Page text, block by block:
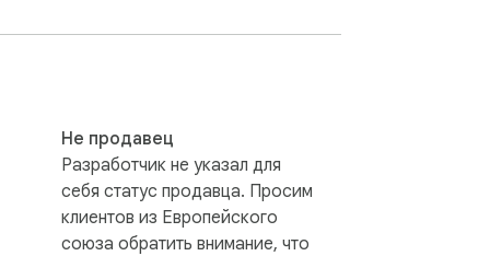
it changes the aspect ratio of the short
and wants to watch them as regular
Не продавец
Разработчик не указал для
себя статус продавца. Просим
клиентов из Европейского
союза обратить внимание, что